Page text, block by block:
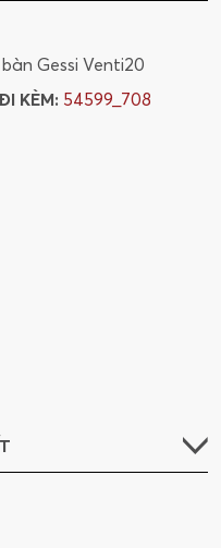
Gessi Venti20
KÈM: 54599_708